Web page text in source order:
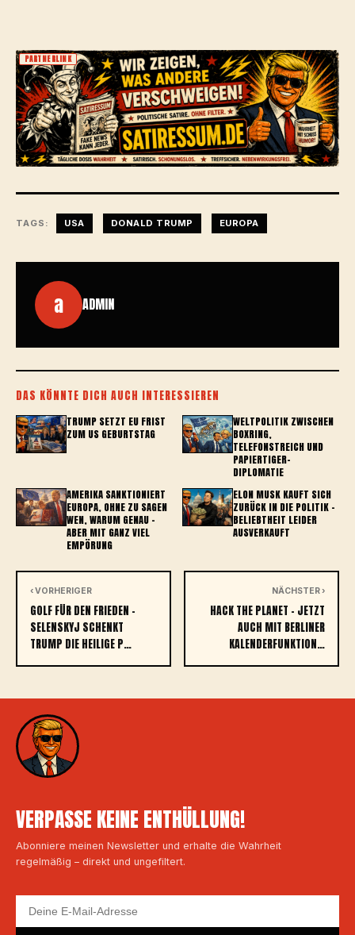
PARTNERLINK
TAGS: USA DONALD TRUMP EUROPA
a ADMIN
DAS KÖNNTE DICH AUCH INTERESSIEREN
TRUMP SETZT EU FRIST
ZUM US GEBURTSTAG
WELTPOLITIK ZWISCHEN
BOXRING,
TELEFONSTREICH UND
PAPIERTIGER-
DIPLOMATIE
AMERIKA SANKTIONIERT
EUROPA, OHNE ZU SAGEN
WEN, WARUM GENAU –
ABER MIT GANZ VIEL
EMPÖRUNG
ELON MUSK KAUFT SICH
ZURÜCK IN DIE POLITIK –
BELIEBTHEIT LEIDER
AUSVERKAUFT
‹ VORHERIGER
GOLF FÜR DEN FRIEDEN –
SELENSKYJ SCHENKT
TRUMP DIE HEILIGE P…
NÄCHSTER ›
HACK THE PLANET – JETZT
AUCH MIT BERLINER
KALENDERFUNKTION…
VERPASSE KEINE ENTHÜLLUNG!
Abonniere meinen Newsletter und erhalte die Wahrheit
regelmäßig – direkt und ungefiltert.